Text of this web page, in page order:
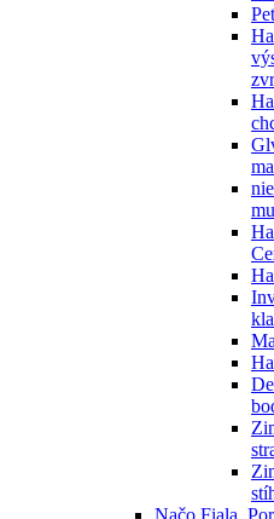
Načo Fiala,